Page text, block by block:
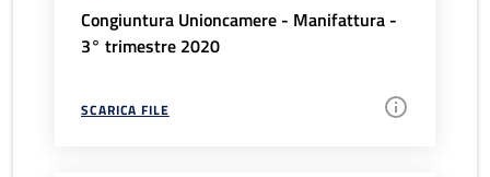
Congiuntura Unioncamere - Manifattura -
3° trimestre 2020
SCARICA FILE